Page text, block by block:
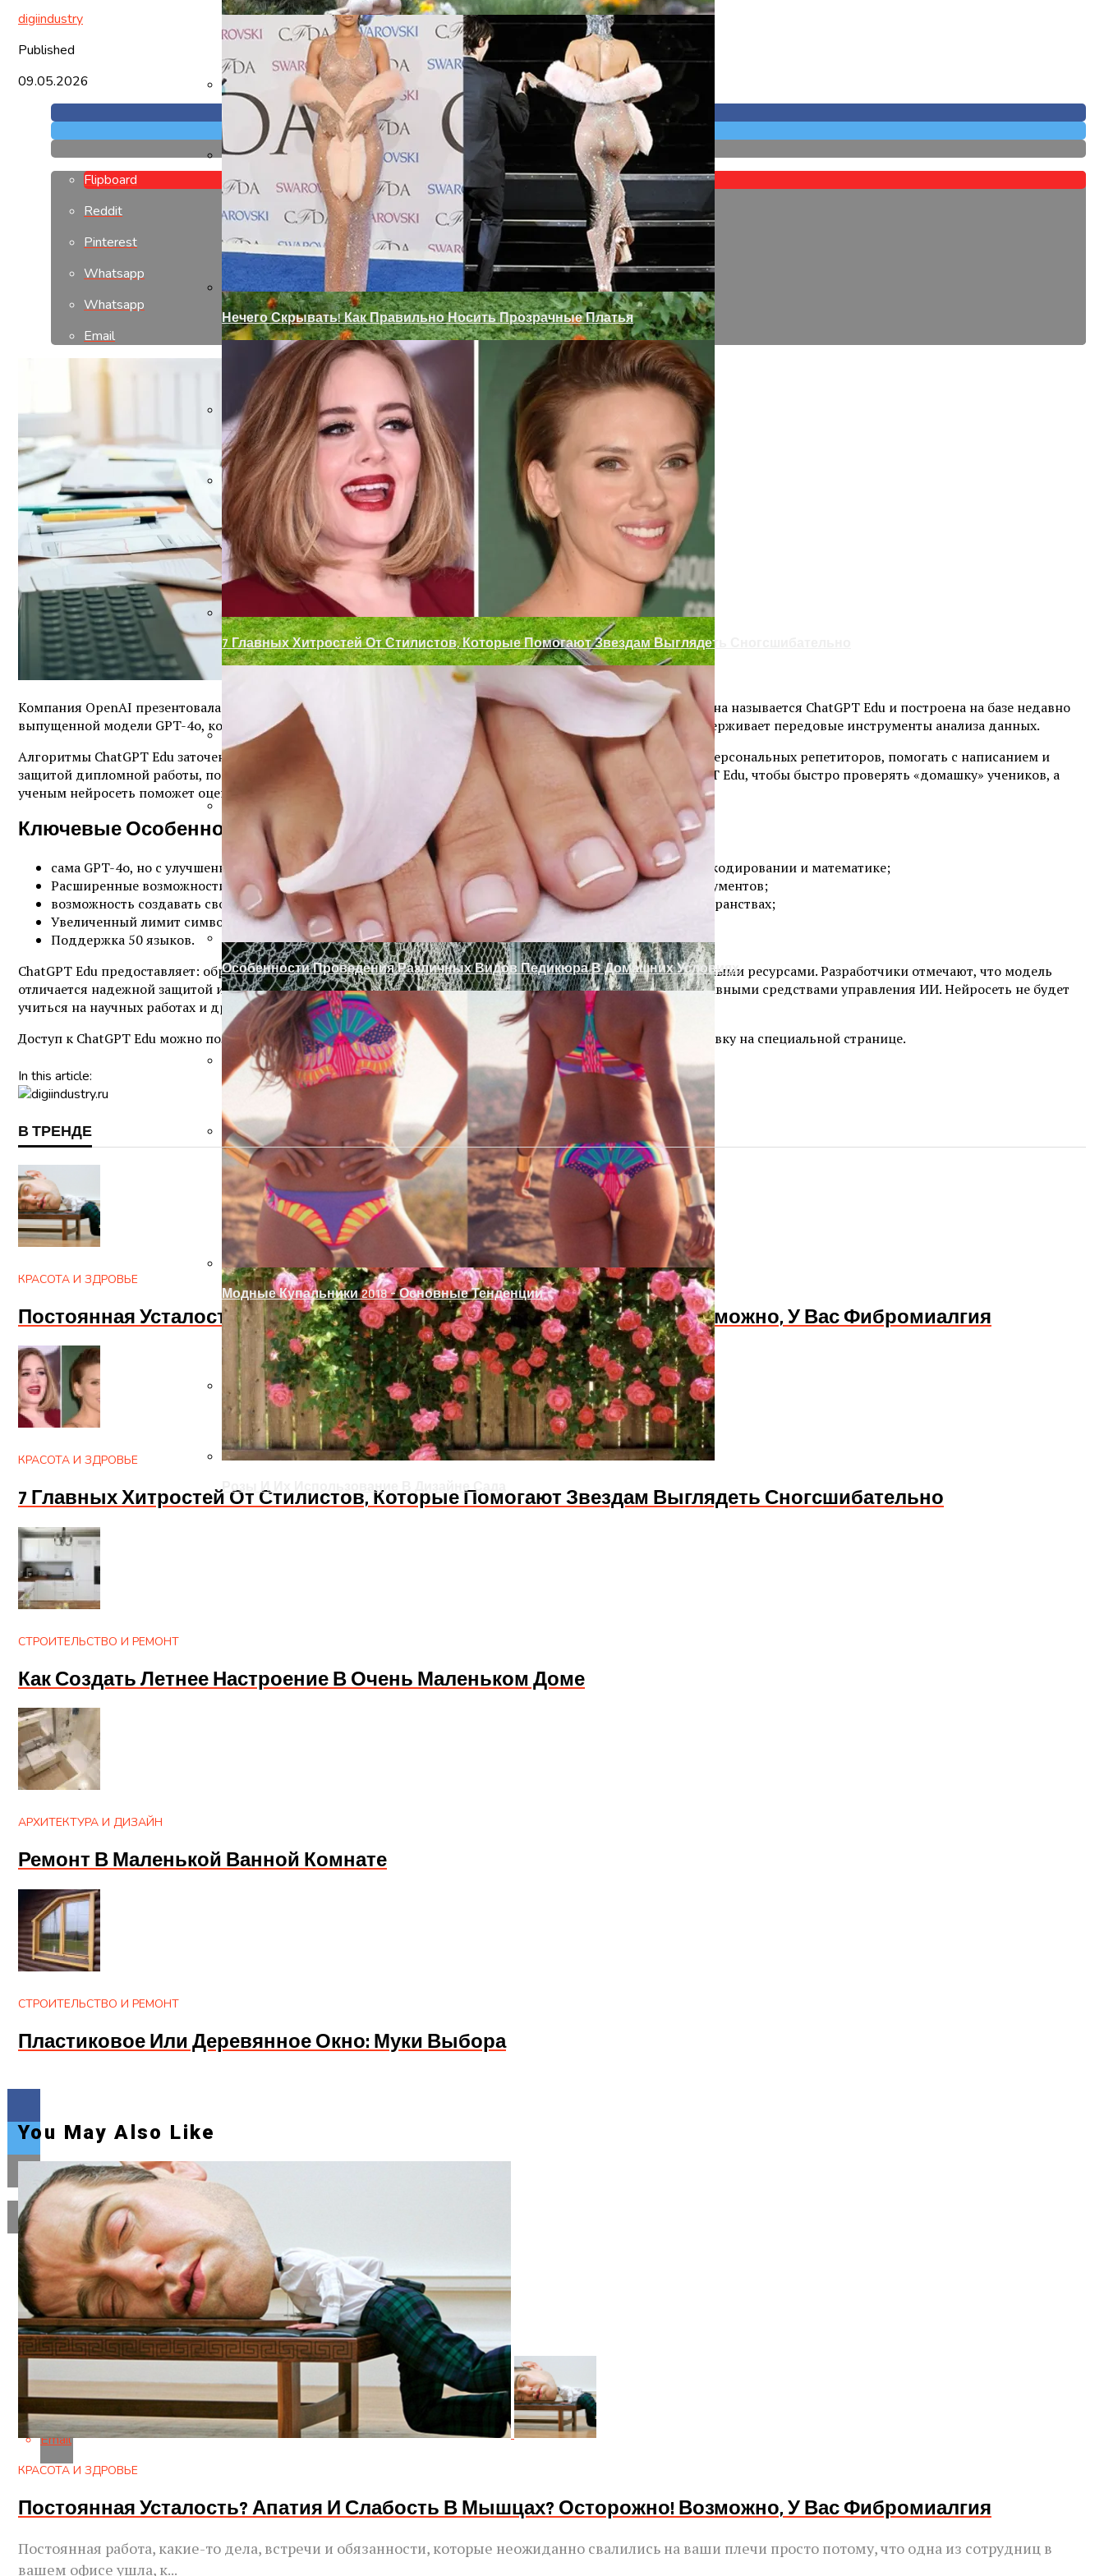
Как Сделать Дверной Проем Аркой
Ремонт Металлических Дверей Своими Руками
Установка Доборов На Дверь Своими Руками
Замки С Ручкой Для Межкомнатных Дверей
Ручка-Защелка Для Межкомнатных Дверей
Современный Дизайн Сада
Декор Для Участка Из Цветочных Горшков
Готовим Газон К Холодам Или Как Сохранить Газон Зимой
Украшение Забора Из Рабицы Своими Руками
Розы И Их Использование В Дизайне Сада
Нечего Скрывать! Как Правильно Носить Прозрачные Платья
7 Главных Хитростей От Стилистов, Которые Помогают Звездам Выглядеть Сногсшибательно
Особенности Проведения Различных Видов Педикюра В Домашних Условиях
Модные Купальники 2018 – Основные Тенденции
digiindustry
Published
09.05.2026
Flipboard
Reddit
Pinterest
Whatsapp
Whatsapp
Email
Компания OpenAI презентовала новую ШИ-модель, разработанную специально для школ и университетов. Она называется ChatGPT Edu и построена на базе недавно
выпущенной модели GPT-4o, которая может работать с текстовой и визуальной информацией, а также поддерживает передовые инструменты анализа данных.
Алгоритмы ChatGPT Edu заточены специально для обучения и науки. К примеру, нейросеть умеет заменять персональных репетиторов, помогать с написанием и
защитой дипломной работы, помогать с написанием заявок на гранты. Учителя смогут использовать ChatGPT Edu, чтобы быстро проверять «домашку» учеников, а
ученым нейросеть поможет оценить их исследовательскую работу и найти в ней недостатки.
Ключевые Особенности ChatGPT Edu
сама GPT-4o, но с улучшенным пониманием научных и обучающих текстов, прокачанными навыками в кодировании и математике;
Расширенные возможности для студентов: аналитика данных, просмотр веб-страниц и обобщение документов;
возможность создавать свои GPT-модели, которыми можно делиться в университетских рабочих пространствах;
Увеличенный лимит символов в одном запросе, чтобы можно было отправить II целую книгу;
Поддержка 50 языков.
ChatGPT Edu предоставляет: обратную связь и поддержку, выставление оценок, интеграцию с образовательными ресурсами. Разработчики отмечают, что модель
отличается надежной защитой информации, конфиденциальностью данных и продвинутыми административными средствами управления ИИ. Нейросеть не будет
учиться на научных работах и ​​других данных, отправленных пользователями.
Доступ к ChatGPT Edu можно получить бесплатно. Для этого образовательное учреждение должно подать заявку на специальной странице.
In this article:
В ТРЕНДЕ
КРАСОТА И ЗДРОВЬЕ
Постоянная Усталость? Апатия И Слабость В Мышцах? Осторожно! Возможно, У Вас Фибромиалгия
КРАСОТА И ЗДРОВЬЕ
7 Главных Хитростей От Стилистов, Которые Помогают Звездам Выглядеть Сногсшибательно
СТРОИТЕЛЬСТВО И РЕМОНТ
Как Создать Летнее Настроение В Очень Маленьком Доме
АРХИТЕКТУРА И ДИЗАЙН
Ремонт В Маленькой Ванной Комнате
СТРОИТЕЛЬСТВО И РЕМОНТ
Пластиковое Или Деревянное Окно: Муки Выбора
Flipboard
Reddit
Pinterest
Whatsapp
Whatsapp
Email
You May Also Like
КРАСОТА И ЗДРОВЬЕ
Постоянная Усталость? Апатия И Слабость В Мышцах? Осторожно! Возможно, У Вас Фибромиалгия
Постоянная работа, какие-то дела, встречи и обязанности, которые неожиданно свалились на ваши плечи просто потому, что одна из сотрудниц в
вашем офисе ушла, к...